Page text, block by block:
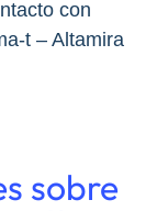
con
t – Altamira
sobre